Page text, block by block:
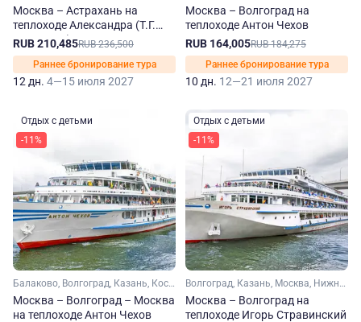
Москва – Астрахань на
теплоходе Александра (Т.Г.
Шевченко)
RUB 210,485RUB 236,500
Раннее бронирование тура
12 дн. 4—15 июля 2027
Москва – Волгоград на
теплоходе Антон Чехов
RUB 164,005RUB 184,275
Раннее бронирование тура
10 дн. 12—21 июля 2027
Отдых с детьми
-11%
Балаково, Волгоград, Казань, Кострома, Москва, Нижний Новгород, Самара, Саратов, Ярославль, Камышин, Тольятти, Углич, Плес, Кинешма, Мышкин, Городец, Болгар
Москва – Волгоград – Москва
на теплоходе Антон Чехов
Отдых с детьми
-11%
Волгоград, Казань, Москва, Нижний Новгород, Самара, Саратов, Ярославль, Углич, Болгар
Москва – Волгоград на
теплоходе Игорь Стравинский